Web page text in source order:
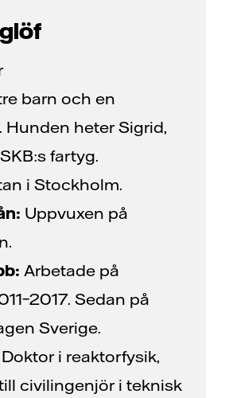
barn och en
Hunden heter Sigrid,
fartyg.
i Stockholm.
Uppvuxen på
Arbetade på
Sedan på
Sverige.
Doktor i reaktorfysik,
civilingenjör i teknisk